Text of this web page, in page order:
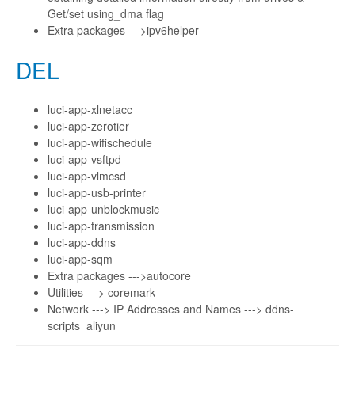
Get/set using_dma flag
Extra packages --->ipv6helper
DEL
luci-app-xlnetacc
luci-app-zerotier
luci-app-wifischedule
luci-app-vsftpd
luci-app-vlmcsd
luci-app-usb-printer
luci-app-unblockmusic
luci-app-transmission
luci-app-ddns
luci-app-sqm
Extra packages --->autocore
Utilities ---> coremark
Network ---> IP Addresses and Names ---> ddns-
scripts_aliyun